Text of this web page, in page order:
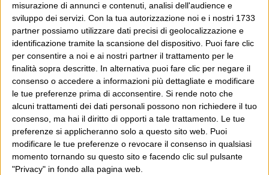
misurazione di annunci e contenuti, analisi dell'audience e
sviluppo dei servizi. Con la tua autorizzazione noi e i nostri 1733
partner possiamo utilizzare dati precisi di geolocalizzazione e
identificazione tramite la scansione del dispositivo. Puoi fare clic
per consentire a noi e ai nostri partner il trattamento per le
finalità sopra descritte. In alternativa puoi fare clic per negare il
consenso o accedere a informazioni più dettagliate e modificare
le tue preferenze prima di acconsentire. Si rende noto che
alcuni trattamenti dei dati personali possono non richiedere il tuo
consenso, ma hai il diritto di opporti a tale trattamento. Le tue
preferenze si applicheranno solo a questo sito web. Puoi
modificare le tue preferenze o revocare il consenso in qualsiasi
momento tornando su questo sito e facendo clic sul pulsante
"Privacy" in fondo alla pagina web.
Leggi il Post, magari ti piace
Luca Sofri Wittgenstein
POST PRECEDENTE
Pilgrim road
POST SUCCESSIVO
E Belouis Some, no?